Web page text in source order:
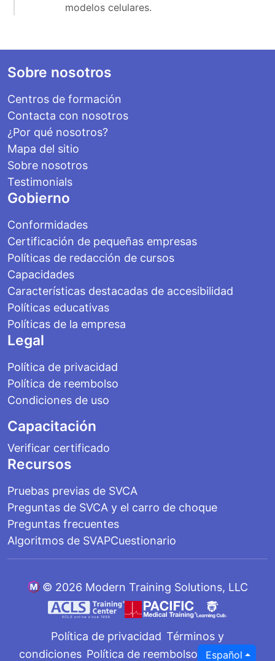
modelos celulares.
Footer
Sobre nosotros
Centros de formación
Contacta con nosotros
¿Por qué nosotros?
Mapa del sitio
Sobre nosotros
Testimonials
Gobierno
Conformidades
Certificación de pequeñas empresas
Políticas de redacción de cursos
Capacidades
Características destacadas de accesibilidad
Políticas educativas
Políticas de la empresa
Legal
Política de privacidad
Política de reembolso
Condiciones de uso
Capacitación
Verificar certificado
Recursos
Pruebas previas de SVCA
Preguntas de SVCA y el carro de choque
Preguntas frecuentes
Algoritmos de SVAPCuestionario
© 2026 Modern Training Solutions, LLC
Política de privacidad Términos y
condiciones Política de reembolso Español